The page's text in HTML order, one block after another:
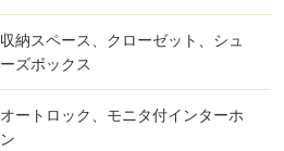
収納スペース、クローゼット、シュ
ーズボックス
オートロック、モニタ付インターホ
ン